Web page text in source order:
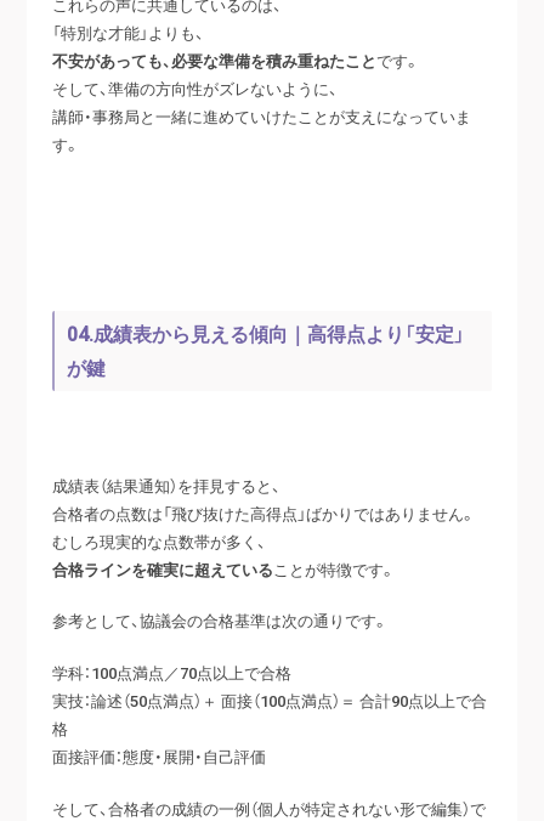
「特別な才能」よりも、
不安があっても、必要な準備を積み重ねたことです。
そして、準備の方向性がズレないように、
講師・事務局と一緒に進めていけたことが支えになっていま
す。
04.成績表から見える傾向｜高得点より「安定」
が鍵
成績表（結果通知）を拝見すると、
合格者の点数は「飛び抜けた高得点」ばかりではありません。
むしろ現実的な点数帯が多く、
合格ラインを確実に超えている ことが特徴です。
参考として、協議会の合格基準は次の通りです。
学科：100点満点／70点以上で合格
実技：論述（50点満点）＋ 面接（100点満点）＝ 合計90点以上で合
格
面接評価：態度・展開・自己評価
そして、合格者の成績の一例（個人が特定されない形で編集）で